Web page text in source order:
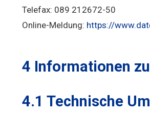
Telefax: 089 212672-50
Online-Meldung: https://
4 Informationen
4.1 Technische